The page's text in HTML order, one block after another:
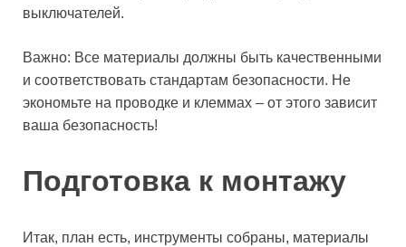
выключателей.
Важно: Все материалы должны быть качественными
и соответствовать стандартам безопасности. Не
экономьте на проводке и клеммах – от этого зависит
ваша безопасность!
Подготовка к монтажу
Итак, план есть, инструменты собраны, материалы